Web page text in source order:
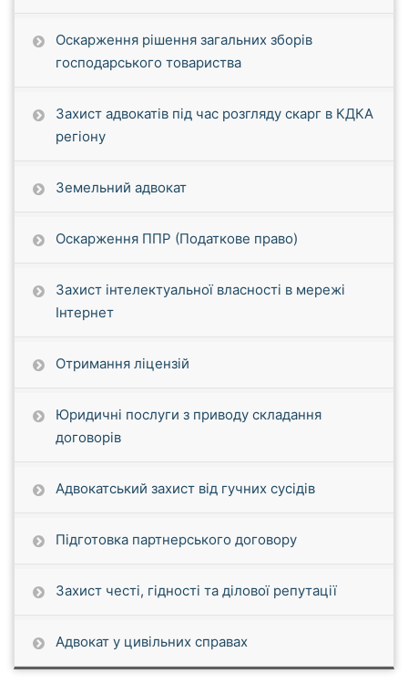
Оскарження рішення загальних зборів
господарського товариства
Захист адвокатів під час розгляду скарг в КДКА
регіону
Земельний адвокат
Оскарження ППР (Податкове право)
Захист інтелектуальної власності в мережі
Інтернет
Отримання ліцензій
Юридичні послуги з приводу складання
договорів
Адвокатський захист від гучних сусідів
Підготовка партнерського договору
Захист честі, гідності та ділової репутації
Адвокат у цивільних справах